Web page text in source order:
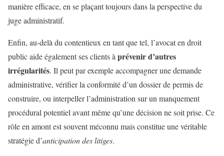
manière efficace, en se plaçant toujours dans la perspective du
juge administratif.
Enfin, au-delà du contentieux en tant que tel, l’avocat en droit
public aide également ses clients à prévenir d’autres
irrégularités. Il peut par exemple accompagner une demande
administrative, vérifier la conformité d’un dossier de permis de
construire, ou interpeller l’administration sur un manquement
procédural potentiel avant même qu’une décision ne soit prise. Ce
rôle en amont est souvent méconnu mais constitue une véritable
stratégie d’anticipation des litiges.